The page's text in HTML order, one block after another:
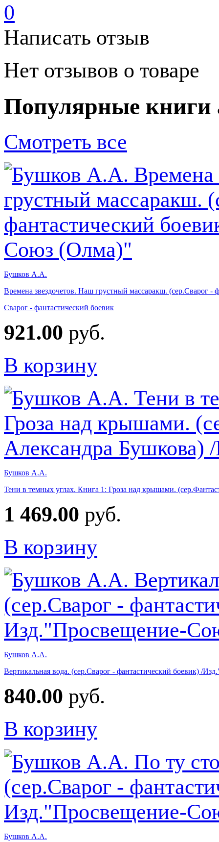
0
Написать отзыв
Нет отзывов о товаре
Популярные книги
Смотреть все
Бушков А.А.
Времена звездочетов. Наш грустный массаракш. (сер.Сварог
Сварог - фантастический боевик
921.00 руб.
В корзину
Бушков А.А.
Тени в темных углах. Книга 1: Гроза над крышами.
1 469.00 руб.
В корзину
Бушков А.А.
Вертикальная вода. (сер.Сварог - фантастический боевик) /
840.00 руб.
В корзину
Бушков А.А.